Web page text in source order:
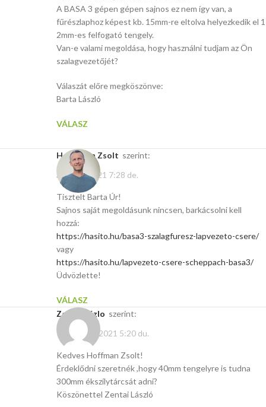
A BASA 3 gépen gépen sajnos ez nem így van, a
fűrészlaphoz képest kb. 15mm-re eltolva helyezkedik el 1
2mm-es felfogató tengely.
Van-e valami megoldása, hogy használni tudjam az Ön
szalagvezetőjét?
Válaszát előre megköszönve:
Barta László
VÁLASZ
Hoffmann Zsolt szerint:
április 6, 2021 7:28 de.
Tisztelt Barta Úr!
Sajnos saját megoldásunk nincsen, barkácsolni kell
hozzá:
https://hasito.hu/basa3-szalagfuresz-lapvezeto-csere/
vagy
https://hasito.hu/lapvezeto-csere-scheppach-basa3/
Üdvözlette!
VÁLASZ
Zentai Lázlo szerint:
február 13, 2021 5:20 du.
Kedves Hoffman Zsolt!
Érdeklődni szeretnék ,hogy 40mm tengelyre is tudna
300mm ékszílytárcsát adni?
Köszönettel Zentai László